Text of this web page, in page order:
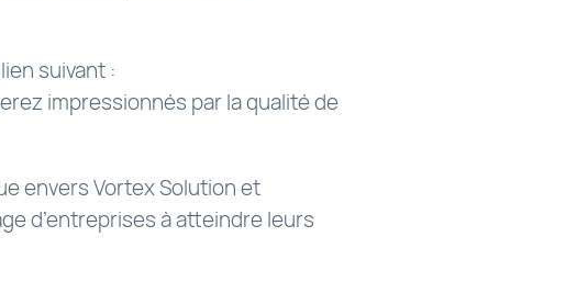
suivant :
impressionnés par la qualité de
envers Vortex Solution et
d’entreprises à atteindre leurs